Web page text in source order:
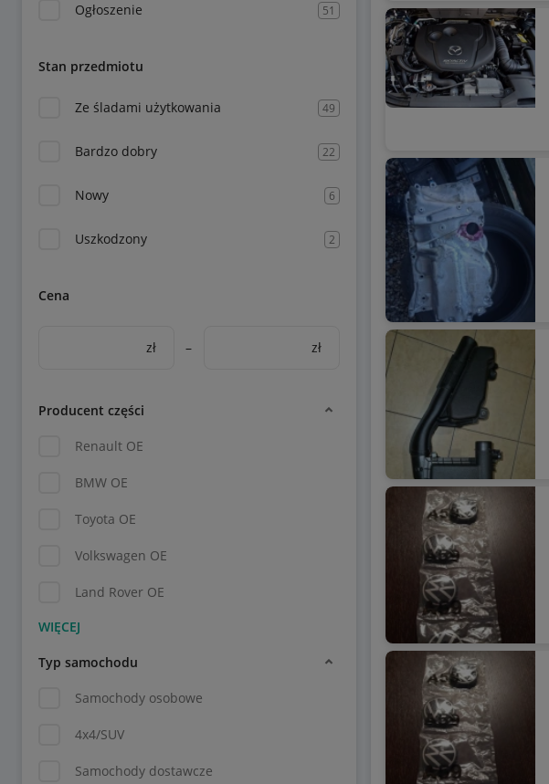
Ogłoszenie 51
Stan przedmiotu
Ze śladami użytkowania 49
Bardzo dobry 22
Nowy 6
Uszkodzony 2
Cena
zł – zł
Producent części
Renault OE
BMW OE
Toyota OE
Volkswagen OE
Land Rover OE
Typ samochodu
Samochody osobowe
4x4/SUV
Samochody dostawcze